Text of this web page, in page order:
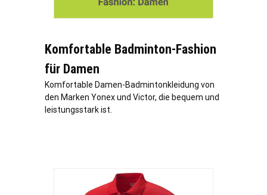
Komfortable Badminton-Fashion
für Damen
Komfortable Damen-Badmintonkleidung von
den Marken Yonex und Victor, die bequem und
leistungsstark ist.